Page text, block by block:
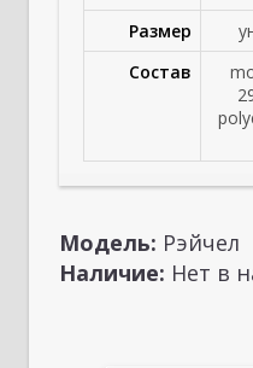
Размер
Состав
Модель: Рэйчел
Наличие: Нет в